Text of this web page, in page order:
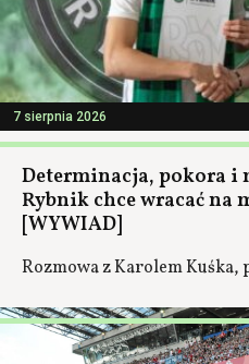
7 sierpnia 2026
Determinacja, pokora i
Rybnik chce wracać na
[WYWIAD]
Rozmowa z Karolem Kuśka,